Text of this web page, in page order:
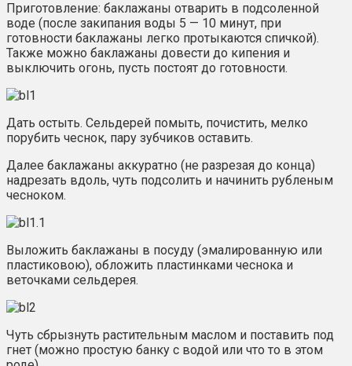
Приготовление: баклажаны отварить в подсоленной
воде (после закипания воды 5 — 10 минут, при
готовности баклажаны легко протыкаются спичкой).
Также можно баклажаны довести до кипения и
выключить огонь, пусть постоят до готовности.
Дать остыть. Сельдерей помыть, почистить, мелко
порубить чеснок, пару зубчиков оставить.
Далее баклажаны аккуратно (не разрезая до конца)
надрезать вдоль, чуть подсолить и начинить рубленым
чесноком.
Выложить баклажаны в посуду (эмалированную или
пластиковою), обложить пластинками чеснока и
веточками сельдерея.
Чуть сбрызнуть растительным маслом и поставить под
гнет (можно простую банку с водой или что то в этом